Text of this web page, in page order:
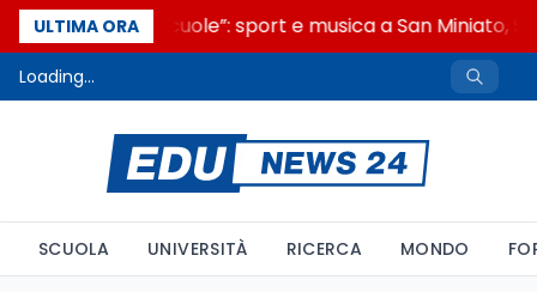
ULTIMA ORA
“Noi siamo le Scuole”: sport e musica a San Miniato,
Loading...
SCUOLA UNIVERSITÀ RICERCA MONDO